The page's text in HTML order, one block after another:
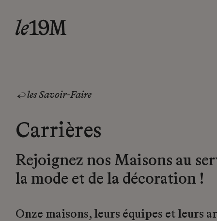
les Savoir-Faire
Carrières
Rejoignez nos Maisons au
la mode et de la décoration !
Onze maisons, leurs équipes et leurs